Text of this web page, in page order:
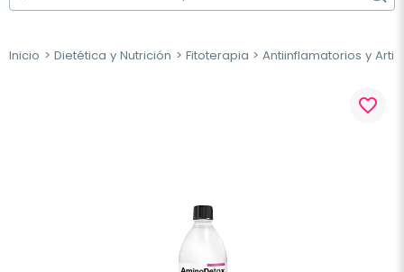
Inicio Dietética y Nutrición Fitoterapia Antiinflamatorios y
favorite_border